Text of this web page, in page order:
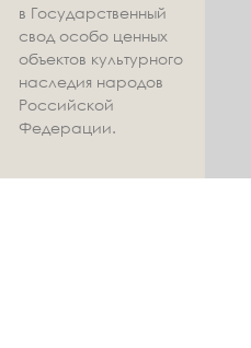
в Государственный
свод особо ценных
объектов культурного
наследия народов
Российской
Федерации.